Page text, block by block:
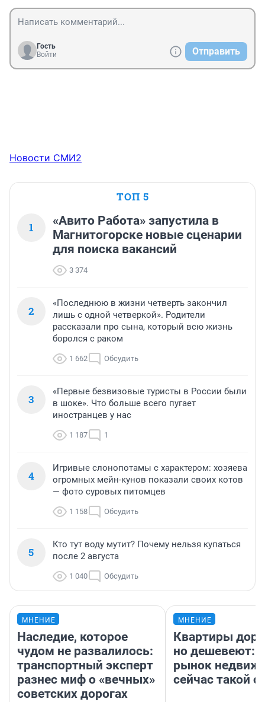
Гость
Войти
Отправить
Новости СМИ2
ТОП 5
1
«Авито Работа» запустила в
Магнитогорске новые сценарии
для поиска вакансий
3 374
2
«Последнюю в жизни четверть закончил
лишь с одной четверкой». Родители
рассказали про сына, который всю жизнь
боролся с раком
1 662 Обсудить
3
«Первые безвизовые туристы в России были
в шоке». Что больше всего пугает
иностранцев у нас
1 187 1
4
Игривые слонопотамы с характером: хозяева
огромных мейн-кунов показали своих котов
— фото суровых питомцев
1 158 Обсудить
5
Кто тут воду мутит? Почему нельзя купаться
после 2 августа
1 040 Обсудить
МНЕНИЕ
Наследие, которое
чудом не развалилось:
транспортный эксперт
разнес миф о «вечных»
советских дорогах
МНЕНИЕ
Квартиры
но дешевеют:
рынок
сейчас такой